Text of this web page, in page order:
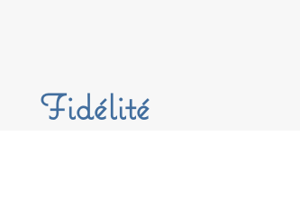
Fidélité